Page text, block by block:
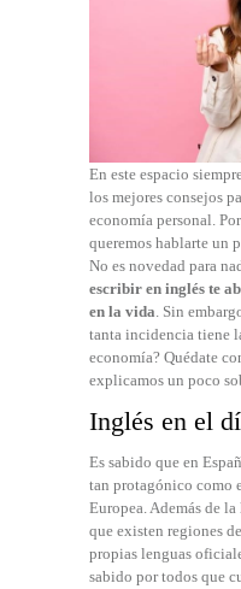
En este espacio
los mejores consejos
economía personal.
queremos hablarte un
No es novedad para
escribir en inglés te
en la vida. Sin
tanta incidencia tiene
economía? Quédate
explicamos un poco
Inglés en el
Es sabido que en
tan protagónico como
Europea. Además de
que existen regiones
propias lenguas
sabido por todos que